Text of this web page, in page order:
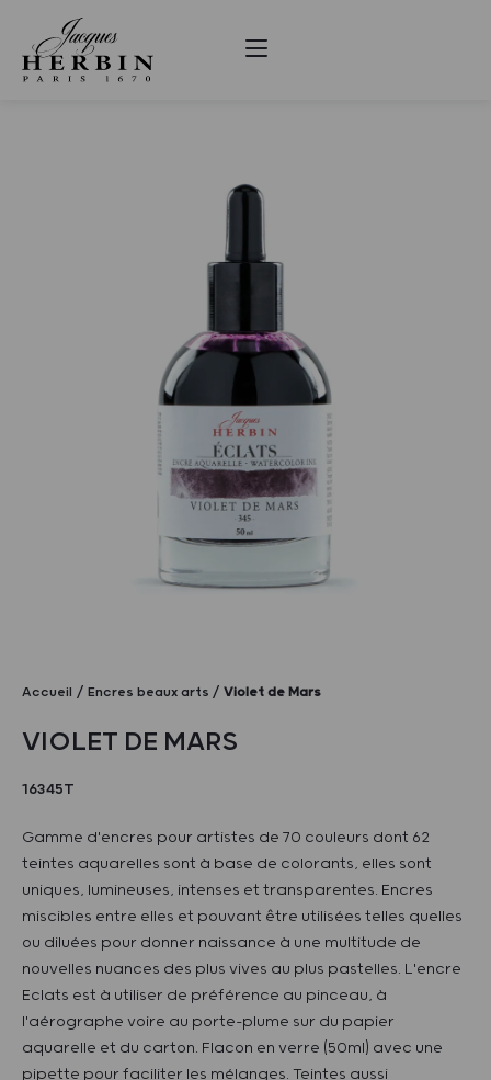
Accueil Encres beaux arts Violet de Mars
VIOLET DE MARS
16345T
Gamme d'encres pour artistes de 70 couleurs dont 62
teintes aquarelles sont à base de colorants, elles sont
uniques, lumineuses, intenses et transparentes. Encres
miscibles entre elles et pouvant être utilisées telles quelles
ou diluées pour donner naissance à une multitude de
nouvelles nuances des plus vives au plus pastelles. L'encre
Eclats est à utiliser de préférence au pinceau, à
l'aérographe voire au porte-plume sur du papier
aquarelle et du carton. Flacon en verre (50ml) avec une
pipette pour faciliter les mélanges. Teintes aussi